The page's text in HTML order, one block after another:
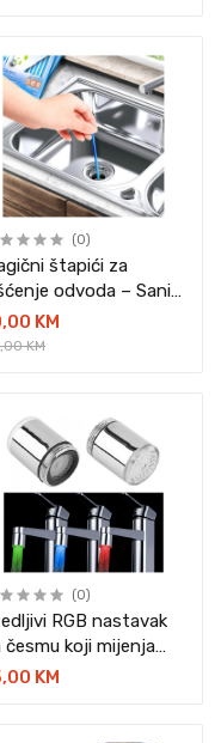
(0)
štapići za
odvoda – Sani
24 komada
KM
KM
(0)
RGB nastavak
česmu koji mijenja
KM